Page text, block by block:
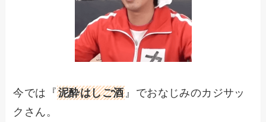
今では『泥酔はしご酒』でおなじみのカジサッ
クさん。